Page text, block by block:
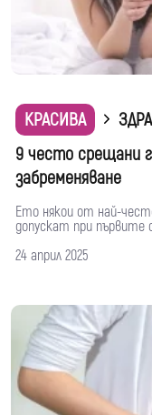
КРАСИВА
9 често срещани
забременяване
Ето някои от най-
допускат при първите
24 април 2025